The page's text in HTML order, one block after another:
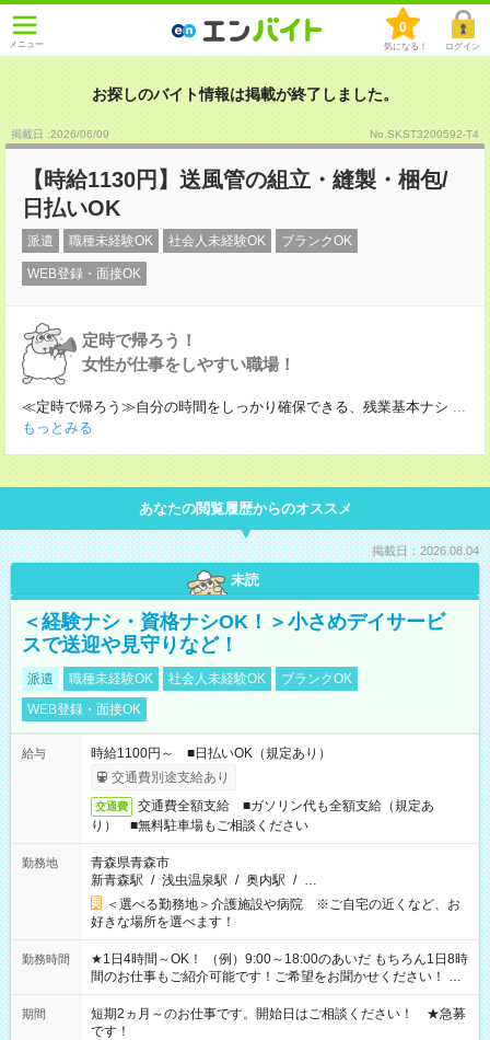
メニュー
0
気になる！ ログイン
お探しのバイト情報は掲載が終了しました。
掲載日 :2026/06/09 No.SKST3200592-T4
【時給1130円】送風管の組立・縫製・梱包/
日払いOK
派遣 職種未経験OK 社会人未経験OK ブランクOK
WEB登録・面接OK
定時で帰ろう！
女性が仕事をしやすい職場！
≪定時で帰ろう≫自分の時間をしっかり確保できる、残業基本ナシ ...
もっとみる
あなたの閲覧履歴からのオススメ
掲載日：2026.08.04
未読
＜経験ナシ・資格ナシOK！＞小さめデイサービ
スで送迎や見守りなど！
派遣 職種未経験OK 社会人未経験OK
ブランクOK
WEB登録・面接OK
給与
時給1100円～ ■日払いOK（規定あり）
交通費別途支給あり
交通費
交通費全額支給 ■ガソリン代も全額支給（規定あ
り） ■無料駐車場もご相談ください
勤務地
青森県青森市
新青森駅 / 浅虫温泉駅 / 奥内駅 / …
＜選べる勤務地＞介護施設や病院 ※ご自宅の近くなど、お
好きな場所を選べます！
勤務時間
★1日4時間～OK！ （例）9:00～18:00のあいだ もちろん1日8時
間のお仕事もご紹介可能です！ご希望をお聞かせください！ ★
家庭の都合でお休みが必要な場合も遠慮なくご相談ください。
※週最低15時間以上の勤務が必要です
期間
短期2ヵ月～のお仕事です。開始日はご相談ください！ ★急募
です！